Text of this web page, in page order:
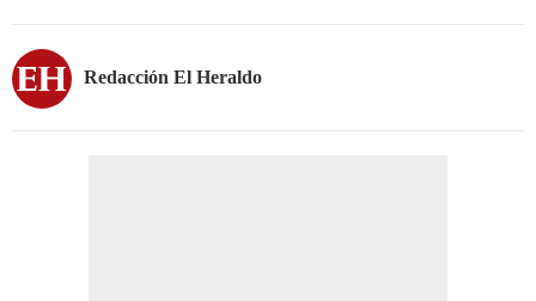
Redacción El Heraldo